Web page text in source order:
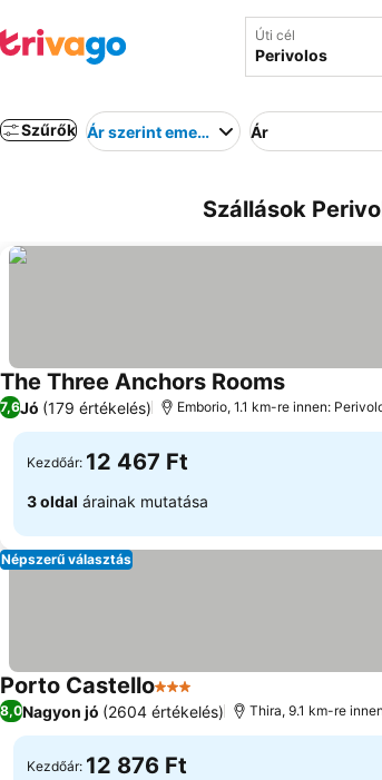
Úti cél
Szűrők Ár szerint emelkedő Ár
Szállások
The Three Anchors Rooms
7,6Jó (179 értékelés) Emborio, 1.1 km-re innen:
Kezdőár: 12 467 Ft
3 oldal árainak mutatása
Népszerű választás
Porto Castello3 Kategória
8,0Nagyon jó (2604 értékelés) Thira, 9.1 km-re
Kezdőár: 12 876 Ft